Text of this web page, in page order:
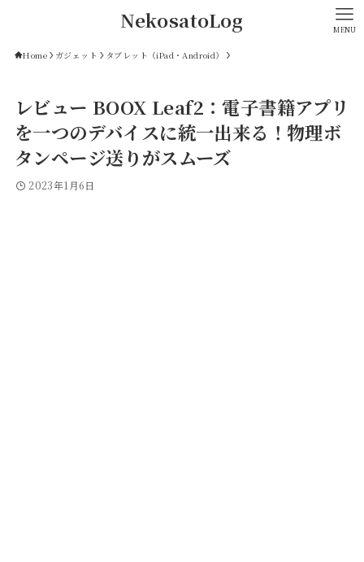
NekosatoLog MENU
Home ガジェット タブレット（iPad・Android）
レビュー BOOX Leaf2：電子書籍アプリ
を一つのデバイスに統一出来る！物理ボ
タンページ送りがスムーズ
2023年1月6日